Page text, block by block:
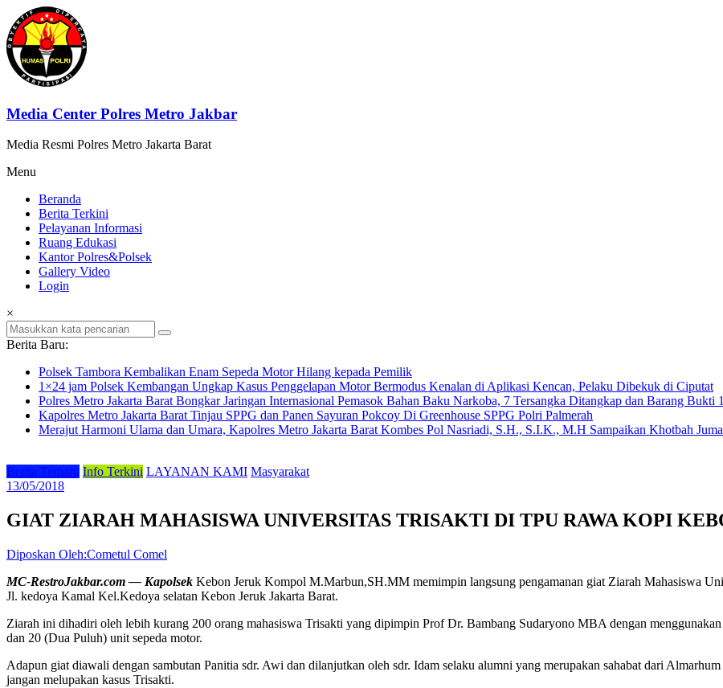
Lompat
ke
konten
Media Center Polres Metro Jakbar
Media Resmi Polres Metro Jakarta Barat
Menu
Beranda
Berita Terkini
Pelayanan Informasi
Ruang Edukasi
Kantor Polres&Polsek
Gallery Video
Login
×
Berita Baru:
Polsek Tambora Kembalikan Enam Sepeda Motor Hilang kepada Pemilik
1×24 jam Polsek Kembangan Ungkap Kasus Penggelapan Motor Bermodus Kenalan di Aplikasi Kencan, Pelaku Dibekuk di Ciputat
Polres Metro Jakarta Barat Bongkar Jaringan Internasional Pemasok Bahan Baku Narkoba, 7 Tersangka Ditangkap dan Barang
Kapolres Metro Jakarta Barat Tinjau SPPG dan Panen Sayuran Pokcoy Di Greenhouse SPPG Polri Palmerah
Merajut Harmoni Ulama dan Umara, Kapolres Metro Jakarta Barat Kombes Pol Nasriadi, S.H., S.I.K., M.H Sampaikan Khotbah
Berita Terbaru Info Terkini LAYANAN KAMI Masyarakat
13/05/2018
GIAT ZIARAH MAHASISWA UNIVERSITAS TRISAKTI DI TPU RAWA KOPI
Diposkan Oleh:Cometul Comel
MC-RestroJakbar.com — Kapolsek Kebon Jeruk Kompol M.Marbun,SH.MM memimpin langsung pengamanan giat Ziarah Mahasiswa
Jl. kedoya Kamal Kel.Kedoya selatan Kebon Jeruk Jakarta Barat.
Ziarah ini dihadiri oleh lebih kurang 200 orang mahasiswa Trisakti yang dipimpin Prof Dr. Bambang Sudaryono MBA dengan
dan 20 (Dua Puluh) unit sepeda motor.
Adapun giat diawali dengan sambutan Panitia sdr. Awi dan dilanjutkan oleh sdr. Idam selaku alumni yang merupakan sahabat dari
jangan melupakan kasus Trisakti.